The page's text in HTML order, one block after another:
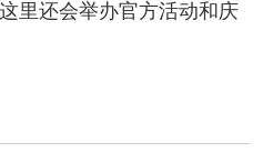
里还会举办官方活动和庆